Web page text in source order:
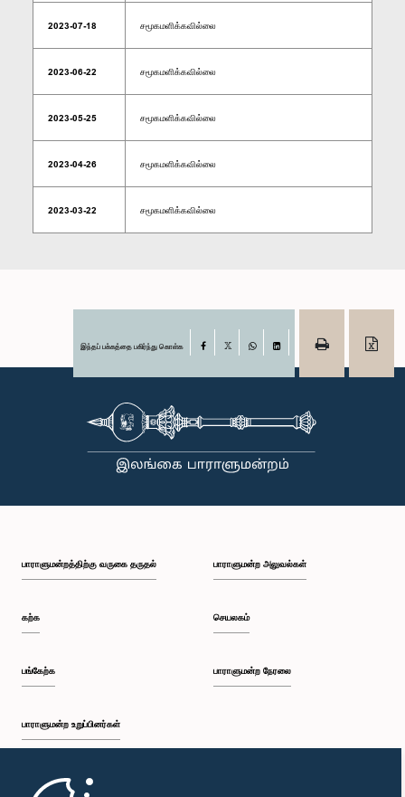
2023-07-18 சமூகமளிக்கவில்லை
2023-06-22 சமூகமளிக்கவில்லை
2023-05-25 சமூகமளிக்கவில்லை
2023-04-26 சமூகமளிக்கவில்லை
2023-03-22 சமூகமளிக்கவில்லை
இந்தப் பக்கத்தை பகிர்ந்து கொள்க Facebook
பாராளுமன்றத்திற்கு வருகை தருதல்
கற்க
பங்கேற்க
பாராளுமன்ற உறுப்பினர்கள்
முதற்பக்கம்
பாராளுமன்ற அலுவல்கள்
செயலகம்
பாராளுமன்ற நேரலை